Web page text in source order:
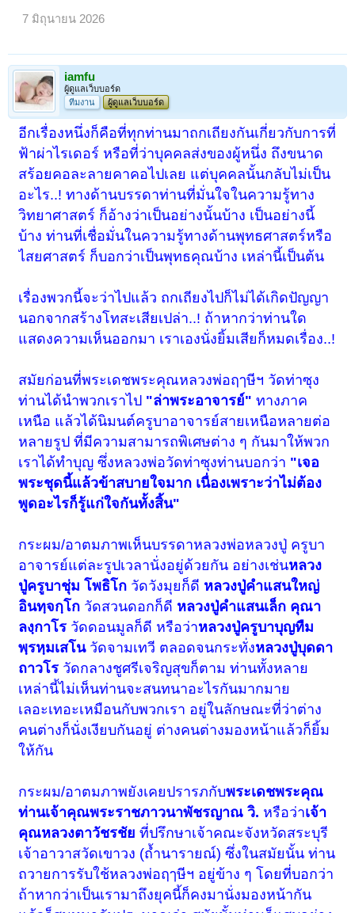
7 มิถุนายน 2026
iamfu
ผู้ดูแลเว็บบอร์ด
ทีมงาน
ผู้ดูแลเว็บบอร์ด
อีกเรื่องหนึ่งก็คือที่ทุกท่านมาถกเถียงกันเกี่ยวกับการที่
ฟ้าผ่าไรเดอร์ หรือที่ว่าบุคคลส่งของผู้หนึ่ง ถึงขนาด
สร้อยคอละลายคาคอไปเลย แต่บุคคลนั้นกลับไม่เป็น
อะไร..! ทางด้านบรรดาท่านที่มั่นใจในความรู้ทาง
วิทยาศาสตร์ ก็อ้างว่าเป็นอย่างนั้นบ้าง เป็นอย่างนี้
บ้าง ท่านที่เชื่อมั่นในความรู้ทางด้านพุทธศาสตร์หรือ
ไสยศาสตร์ ก็บอกว่าเป็นพุทธคุณบ้าง เหล่านี้เป็นต้น
เรื่องพวกนี้จะว่าไปแล้ว ถกเถียงไปก็ไม่ได้เกิดปัญญา
นอกจากสร้างโทสะเสียเปล่า..! ถ้าหากว่าท่านใด
แสดงความเห็นออกมา เราเองนั่งยิ้มเสียก็หมดเรื่อง..!
สมัยก่อนที่พระเดชพระคุณหลวงพ่อฤๅษีฯ วัดท่าซุง
ท่านได้นำพวกเราไป "ล่าพระอาจารย์"ทางภาค
เหนือ แล้วได้นิมนต์ครูบาอาจารย์สายเหนือหลายต่อ
หลายรูป ที่มีความสามารถพิเศษต่าง ๆ กันมาให้พวก
เราได้ทำบุญ ซึ่งหลวงพ่อวัดท่าซุงท่านบอกว่า "เจอ
พระชุดนี้แล้วข้าสบายใจมาก เนื่องเพราะว่าไม่ต้อง
พูดอะไรก็รู้แก่ใจกันทั้งสิ้น"
กระผม/อาตมภาพเห็นบรรดาหลวงพ่อหลวงปู่ ครูบา
อาจารย์แต่ละรูปเวลานั่งอยู่ด้วยกัน อย่างเช่นหลวง
ปู่ครูบาชุ่ม โพธิโก วัดวังมุยก็ดี หลวงปู่คำแสนใหญ่
อินทฺจกฺโก วัดสวนดอกก็ดี หลวงปู่คำแสนเล็ก คุณา
ลงฺกาโร วัดดอนมูลก็ดี หรือว่าหลวงปู่ครูบาบุญทืม
พฺรหฺมเสโนวัดจามเทวี ตลอดจนกระทั่งหลวงปู่บุดดา
ถาวโร วัดกลางชูศรีเจริญสุขก็ตาม ท่านทั้งหลาย
เหล่านี้ไม่เห็นท่านจะสนทนาอะไรกันมากมาย
เลอะเทอะเหมือนกับพวกเรา อยู่ในลักษณะที่ว่าต่าง
คนต่างก็นั่งเงียบกันอยู่ ต่างคนต่างมองหน้าแล้วก็ยิ้ม
ให้กัน
กระผม/อาตมภาพยังเคยปรารภกับพระเดชพระคุณ
ท่านเจ้าคุณพระราชภาวนาพัชรญาณ วิ. หรือว่าเจ้า
คุณหลวงตาวัชรชัย ที่ปรึกษาเจ้าคณะจังหวัดสระบุรี
เจ้าอาวาสวัดเขาวง (ถ้ำนารายณ์) ซึ่งในสมัยนั้น ท่าน
ถวายการรับใช้หลวงพ่อฤๅษีฯ อยู่ข้าง ๆ โดยที่บอกว่า
ถ้าหากว่าเป็นเรามาถึงยุคนี้ก็คงมานั่งมองหน้ากัน